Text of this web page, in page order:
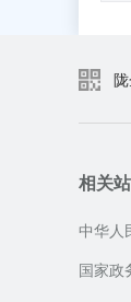
相关
中华人
国家政